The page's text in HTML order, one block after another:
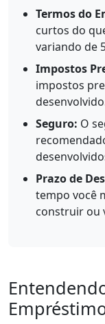
Termos do
curtos do
variando de
Impostos
impostos
Seguro: O
Prazo de
tempo você
construir ou